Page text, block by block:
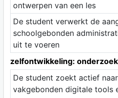
ontwerpen van een les
De student verwerkt de
schoolgebonden
uit te voeren
zelfontwikkeling:
De student zoekt actief
vakgebonden digitale tools